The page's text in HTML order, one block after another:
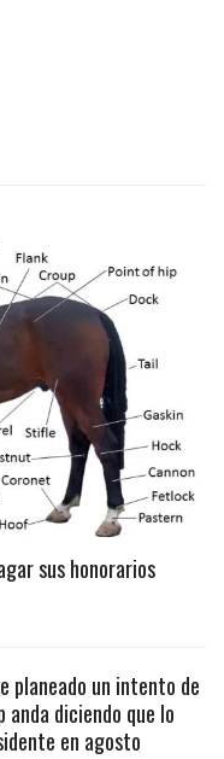
sus honorarios
planeado un intento de
anda diciendo que lo
en agosto